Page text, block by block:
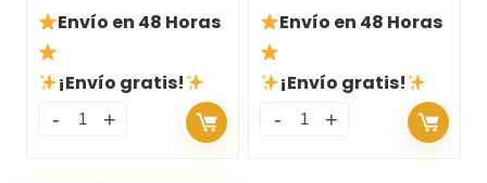
Envío en 48 Horas
¡Envío gratis!
Envío en 48 Horas
¡Envío gratis!